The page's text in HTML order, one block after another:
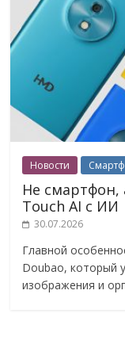
Новости
Не
Touch AI с ИИ
30.07.2026
Главной
Doubao, который
изображения и